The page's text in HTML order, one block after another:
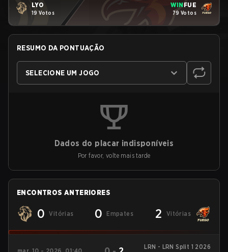
LYO
19 Votos
WINFUE
79 Votos
RESUMO DA PONTUAÇÃO
SELECIONE UM JOGO
Dados do placar indisponíveis
Por favor, volte mais tarde
ENCONTROS ANTERIORES
0 Vitórias 0 Empates 2 Vitórias
LRN - LRN Split 1 2026